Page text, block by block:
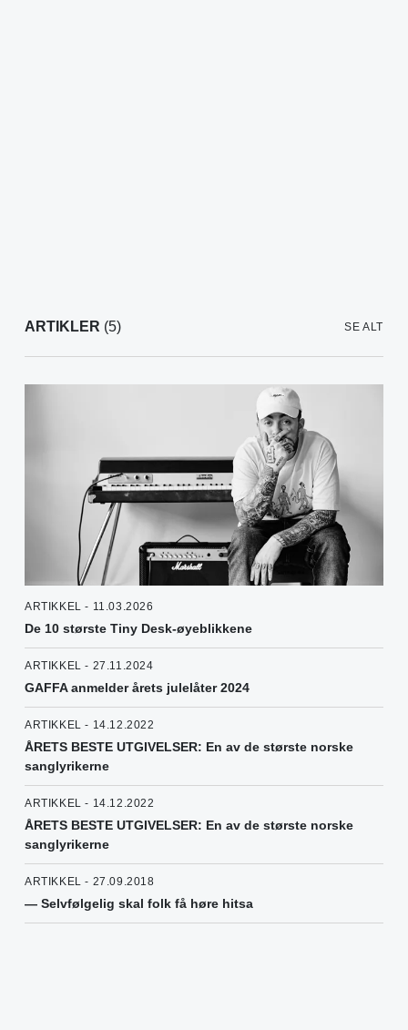
ARTIKLER (5) SE ALT
ARTIKKEL - 11.03.2026
De 10 største Tiny Desk-øyeblikkene
ARTIKKEL - 27.11.2024
GAFFA anmelder årets julelåter 2024
ARTIKKEL - 14.12.2022
ÅRETS BESTE UTGIVELSER: En av de største norske
sanglyrikerne
ARTIKKEL - 14.12.2022
ÅRETS BESTE UTGIVELSER: En av de største norske
sanglyrikerne
ARTIKKEL - 27.09.2018
— Selvfølgelig skal folk få høre hitsa